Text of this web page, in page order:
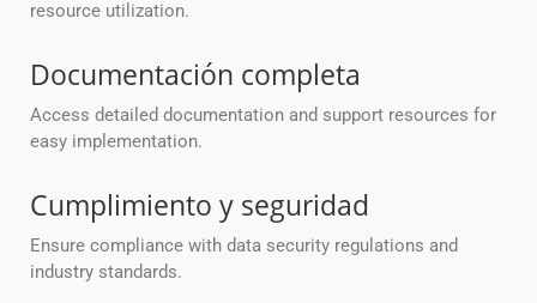
resource utilization.
Documentación completa
Access detailed documentation and support resources for
easy implementation.
Cumplimiento y seguridad
Ensure compliance with data security regulations and
industry standards.